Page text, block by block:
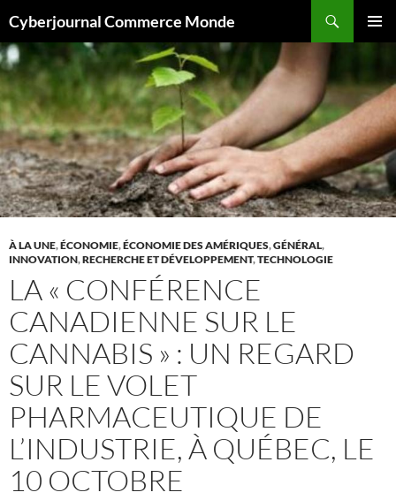
au
contenu
Cyberjournal Commerce Monde
À LA UNE,ÉCONOMIE,ÉCONOMIE DES AMÉRIQUES,GÉNÉRAL,
INNOVATION,RECHERCHE ET DÉVELOPPEMENT,TECHNOLOGIE
LA « CONFÉRENCE
CANADIENNE SUR LE
CANNABIS » : UN REGARD
SUR LE VOLET
PHARMACEUTIQUE DE
L’INDUSTRIE, À QUÉBEC, LE
10 OCTOBRE